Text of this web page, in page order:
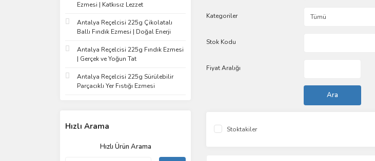
Ezmesi | Katkısız Lezzet
Antalya Reçelcisi 225g Çikolatalı
Ballı Fındık Ezmesi | Doğal Enerji
Antalya Reçelcisi 225g Fındık Ezmesi
| Gerçek ve Yoğun Tat
Antalya Reçelcisi 225g Sürülebilir
Parçacıklı Yer Fıstığı Ezmesi
Hızlı Arama
Hızlı Ürün Arama
Kategoriler
Stok Kodu
Fiyat Aralığı
Ara
Stoktakiler